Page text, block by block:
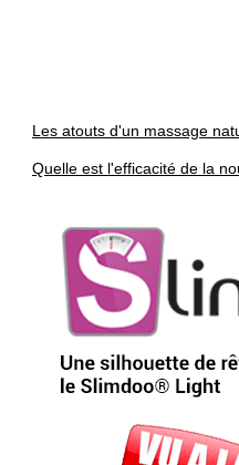
Les atouts d'un massage
Quelle est l'efficacité de la